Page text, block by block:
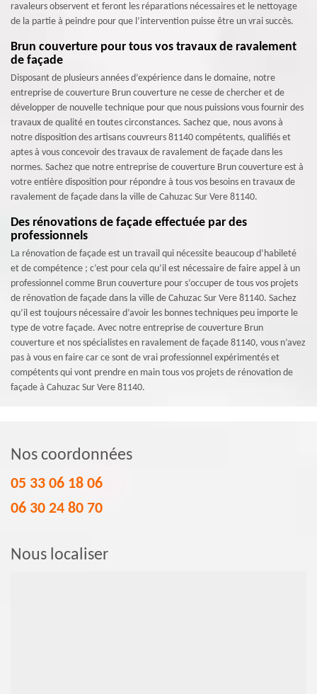
ravaleurs observent et feront les réparations nécessaires et le nettoyage
de la partie à peindre pour que l’intervention puisse être un vrai succès.
Brun couverture pour tous vos travaux de ravalement
de façade
Disposant de plusieurs années d’expérience dans le domaine, notre
entreprise de couverture Brun couverture ne cesse de chercher et de
développer de nouvelle technique pour que nous puissions vous fournir des
travaux de qualité en toutes circonstances. Sachez que, nous avons à
notre disposition des artisans couvreurs 81140 compétents, qualifiés et
aptes à vous concevoir des travaux de ravalement de façade dans les
normes. Sachez que notre entreprise de couverture Brun couverture est à
votre entière disposition pour répondre à tous vos besoins en travaux de
ravalement de façade dans la ville de Cahuzac Sur Vere 81140.
Des rénovations de façade effectuée par des
professionnels
La rénovation de façade est un travail qui nécessite beaucoup d’habileté
et de compétence ; c’est pour cela qu’il est nécessaire de faire appel à un
professionnel comme Brun couverture pour s’occuper de tous vos projets
de rénovation de façade dans la ville de Cahuzac Sur Vere 81140. Sachez
qu’il est toujours nécessaire d’avoir les bonnes techniques peu importe le
type de votre façade. Avec notre entreprise de couverture Brun
couverture et nos spécialistes en ravalement de façade 81140, vous n’avez
pas à vous en faire car ce sont de vrai professionnel expérimentés et
compétents qui vont prendre en main tous vos projets de rénovation de
façade à Cahuzac Sur Vere 81140.
Nos coordonnées
05 33 06 18 06
06 30 24 80 70
Nous localiser